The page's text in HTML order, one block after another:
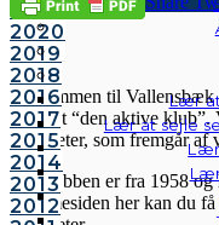
Lær at
Lær at sejle
2021
2020
2019
2018
2016
2017
2015
2014
2013
2012
VSK
Velkommen til
mottoet “den aktive
aktiviteter, som fremgår af
Sejlklubben er fra 1958 og
hjemmesiden her kan du